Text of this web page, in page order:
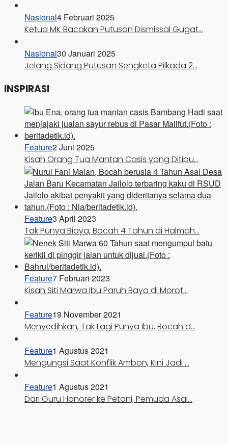
Nasional4 Februari 2025
Ketua MK Bacakan Putusan Dismissal Gugat…
Nasional30 Januari 2025
Jelang Sidang Putusan Sengketa Pilkada 2…
INSPIRASI
Feature2 Juni 2025
Kisah Orang Tua Mantan Casis yang Ditipu…
Feature3 April 2023
Tak Punya Biaya, Bocah 4 Tahun di Halmah…
Feature7 Februari 2023
Kisah Siti Marwa Ibu Paruh Baya di Morot…
Feature19 November 2021
Menyedihkan, Tak Lagi Punya Ibu, Bocah d…
Feature1 Agustus 2021
Mengungsi Saat Konflik Ambon, Kini Jadi …
Feature1 Agustus 2021
Dari Guru Honorer ke Petani, Pemuda Asal…